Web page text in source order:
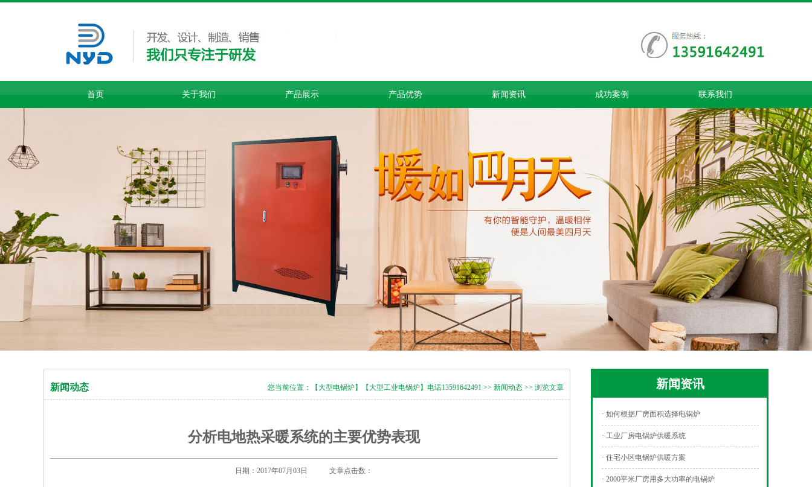
首页 关于我们 产品展示 产品优势 新闻资讯 成功案例 联系我们
新闻动态 您当前位置： 【大型电锅炉】【大型工业电锅炉】电话13591642491 >> 新闻动态 >> 浏览文章
分析电地热采暖系统的主要优势表现
日期：2017年07月03日 文章点击数：
新闻资讯
· 如何根据厂房面积选择电锅炉
· 工业厂房电锅炉供暖系统
· 住宅小区电锅炉供暖方案
· 2000平米厂房用多大功率的电锅炉